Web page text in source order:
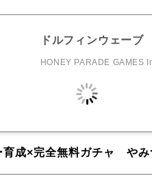
ドルフィンウェーブ
HONEY PARADE GAMES
育成×完全無料ガチャ やみ